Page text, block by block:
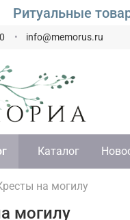
Ритуальные
info@memorus.ru
Каталог
на могилу
могилу